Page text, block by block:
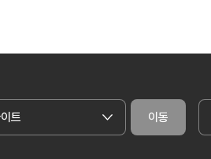
트 이동